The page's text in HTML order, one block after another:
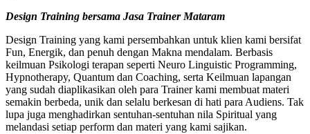
Design Training bersama Jasa Trainer Mataram
Design Training yang kami persembahkan untuk klien kami bersifat
Fun, Energik, dan penuh dengan Makna mendalam. Berbasis
keilmuan Psikologi terapan seperti Neuro Linguistic Programming,
Hypnotherapy, Quantum dan Coaching, serta Keilmuan lapangan
yang sudah diaplikasikan oleh para Trainer kami membuat materi
semakin berbeda, unik dan selalu berkesan di hati para Audiens. Tak
lupa juga menghadirkan sentuhan-sentuhan nila Spiritual yang
melandasi setiap perform dan materi yang kami sajikan.